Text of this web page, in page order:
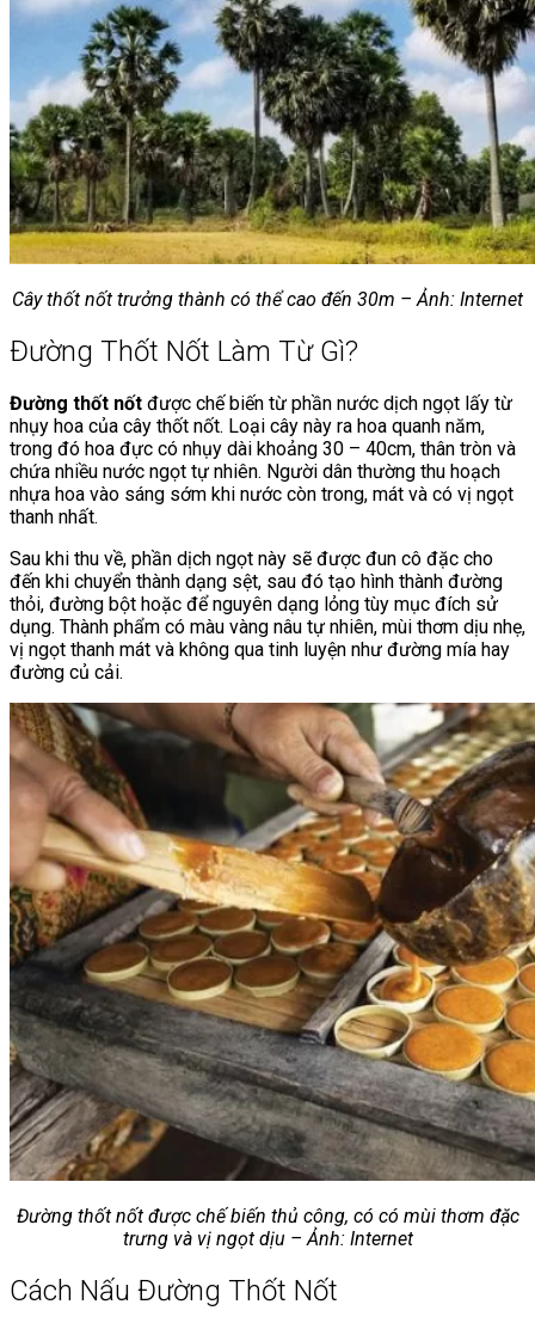
Chưa có sản phẩm trong giỏ hàng.
Giỏ hàng
Chưa có sản phẩm trong giỏ hàng.
Cây thốt nốt trưởng thành có thể cao đến 30m – Ảnh: Internet
Đường Thốt Nốt Làm Từ Gì?
Đường thốt nốt được chế biến từ phần nước dịch ngọt lấy từ
nhụy hoa của cây thốt nốt. Loại cây này ra hoa quanh năm,
trong đó hoa đực có nhụy dài khoảng 30 – 40cm, thân tròn và
chứa nhiều nước ngọt tự nhiên. Người dân thường thu hoạch
nhựa hoa vào sáng sớm khi nước còn trong, mát và có vị ngọt
thanh nhất.
Sau khi thu về, phần dịch ngọt này sẽ được đun cô đặc cho
đến khi chuyển thành dạng sệt, sau đó tạo hình thành đường
thỏi, đường bột hoặc để nguyên dạng lỏng tùy mục đích sử
dụng. Thành phẩm có màu vàng nâu tự nhiên, mùi thơm dịu nhẹ,
vị ngọt thanh mát và không qua tinh luyện như đường mía hay
đường củ cải.
Đường thốt nốt được chế biến thủ công, có có mùi thơm đặc
trưng và vị ngọt dịu – Ảnh: Internet
Cách Nấu Đường Thốt Nốt